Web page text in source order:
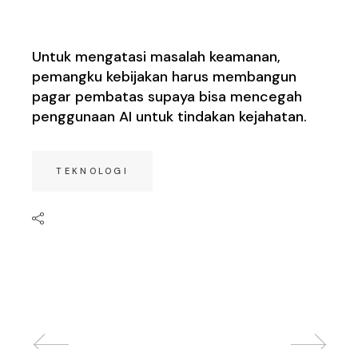
Untuk mengatasi masalah keamanan,
pemangku kebijakan harus membangun
pagar pembatas supaya bisa mencegah
penggunaan AI untuk tindakan kejahatan.
TEKNOLOGI